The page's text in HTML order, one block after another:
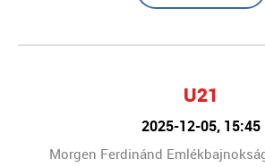
U21
2025-12-05, 15:45
Morgen Ferdinánd